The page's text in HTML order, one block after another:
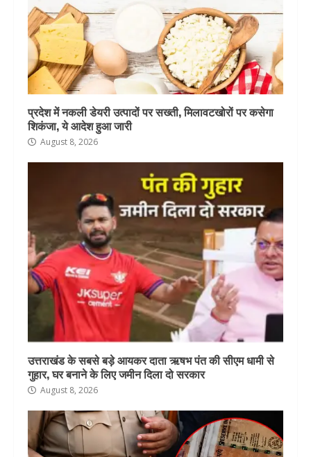
प्रदेश में नकली डेयरी उत्पादों पर सख्ती, मिलावटखोरों पर कसेगा
शिकंजा, ये आदेश हुआ जारी
August 8, 2026
उत्तराखंड के सबसे बड़े आयकर दाता ऋषभ पंत की सीएम धामी से
गुहार, घर बनाने के लिए जमीन दिला दो सरकार
August 8, 2026